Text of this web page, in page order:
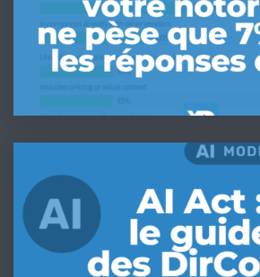
notoriété
ne
pèse
que
dans
les
réponses
IA
(étude
Semrush
2026)
IA
&
DirComs
:
Le